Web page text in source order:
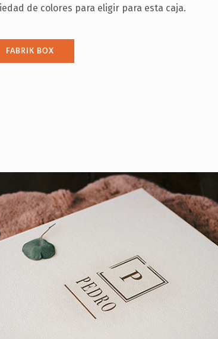
de colores para eligir para esta caja.
FABRIK BOX